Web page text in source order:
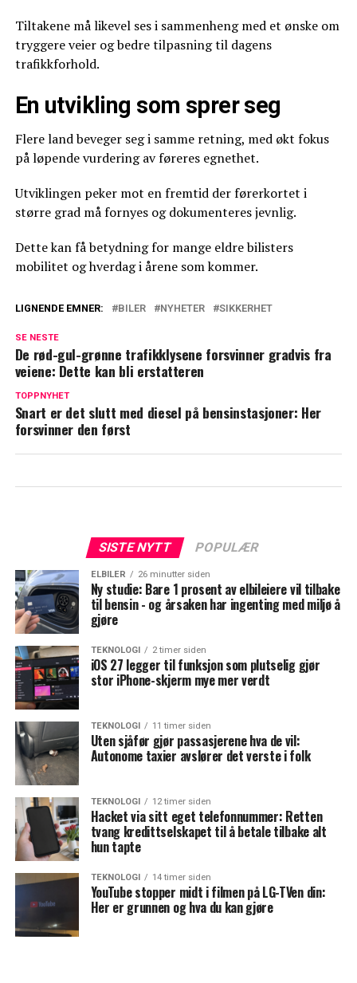
Tiltakene må likevel ses i sammenheng med et ønske om
tryggere veier og bedre tilpasning til dagens
trafikkforhold.
En utvikling som sprer seg
Flere land beveger seg i samme retning, med økt fokus
på løpende vurdering av føreres egnethet.
Utviklingen peker mot en fremtid der førerkortet i
større grad må fornyes og dokumenteres jevnlig.
Dette kan få betydning for mange eldre bilisters
mobilitet og hverdag i årene som kommer.
LIGNENDE EMNER: BILER NYHETER SIKKERHET
SE NESTE
De rød-gul-grønne trafikklysene forsvinner gradvis fra
veiene: Dette kan bli erstatteren
TOPPNYHET
Snart er det slutt med diesel på bensinstasjoner: Her
forsvinner den først
SISTE NYTT POPULÆR
ELBILER 26 minutter siden
Ny studie: Bare 1 prosent av elbileiere vil tilbake
til bensin - og årsaken har ingenting med miljø å
gjøre
TEKNOLOGI 2 timer siden
iOS 27 legger til funksjon som plutselig gjør
stor iPhone-skjerm mye mer verdt
TEKNOLOGI 11 timer siden
Uten sjåfør gjør passasjerene hva de vil:
Autonome taxier avslører det verste i folk
TEKNOLOGI 12 timer siden
Hacket via sitt eget telefonnummer: Retten
tvang kredittselskapet til å betale tilbake alt
hun tapte
TEKNOLOGI 14 timer siden
YouTube stopper midt i filmen på LG-TVen din:
Her er grunnen og hva du kan gjøre